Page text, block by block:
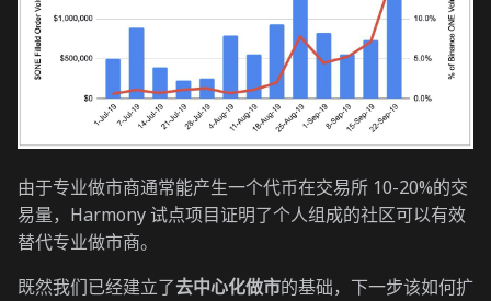
由于专业做市商通常能产生一个代币在交易所 10-20%的交
易量，Harmony 试点项目证明了个人组成的社区可以有效
替代专业做市商。
既然我们已经建立了去中心化做市的基础，下一步该如何扩